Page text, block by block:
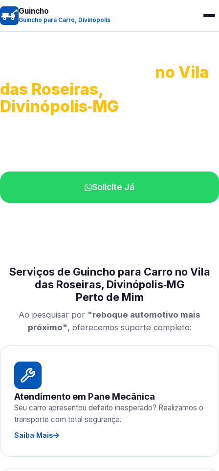
Guincho
Guincho para Carro, Divinópolis
no Vila
das Roseiras,
Divinópolis‑MG
Solicite Já
Serviços de Guincho para Carro no Vila
das Roseiras, Divinópolis‑MG
Perto de Mim
Ao pesquisar por "reboque automotivo mais
próximo", oferecemos suporte completo:
Atendimento em Pane Mecânica
Seu carro apresentou defeito inesperado? Realizamos o
transporte com total segurança.
Saiba Mais